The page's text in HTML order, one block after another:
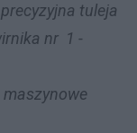
tuleja
nr 1 -
maszynowe